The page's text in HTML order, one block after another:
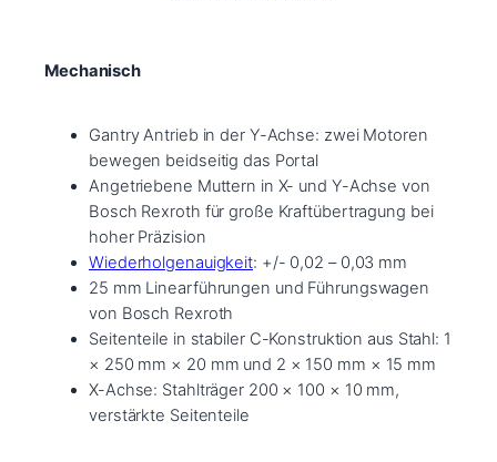
Mechanisch
Gantry Antrieb in der Y-Achse: zwei Motoren
bewegen beidseitig das Portal
Angetriebene Muttern in X- und Y-Achse von
Bosch Rexroth für große Kraftübertragung bei
hoher Präzision
Wiederholgenauigkeit: +/- 0,02 – 0,03 mm
25 mm Linearführungen und Führungswagen
von Bosch Rexroth
Seitenteile in stabiler C-Konstruktion aus Stahl: 1
× 250 mm × 20 mm und 2 × 150 mm × 15 mm
X-Achse: Stahlträger 200 × 100 × 10 mm,
verstärkte Seitenteile